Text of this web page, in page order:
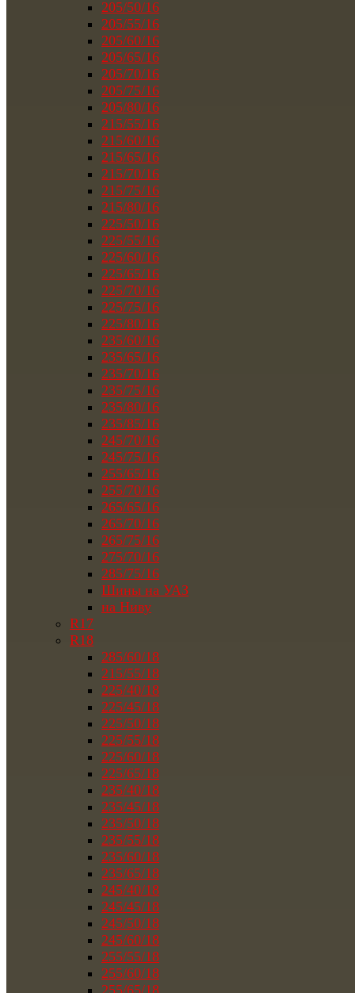
205/50/16
205/55/16
205/60/16
205/65/16
205/70/16
205/75/16
205/80/16
215/55/16
215/60/16
215/65/16
215/70/16
215/75/16
215/80/16
225/50/16
225/55/16
225/60/16
225/65/16
225/70/16
225/75/16
225/80/16
235/60/16
235/65/16
235/70/16
235/75/16
235/80/16
235/85/16
245/70/16
245/75/16
255/65/16
255/70/16
265/65/16
265/70/16
265/75/16
275/70/16
285/75/16
Шины на УАЗ
на Ниву
R17
R18
285/60/18
215/55/18
225/40/18
225/45/18
225/50/18
225/55/18
225/60/18
225/65/18
235/40/18
235/45/18
235/50/18
235/55/18
235/60/18
235/65/18
245/40/18
245/45/18
245/50/18
245/60/18
255/55/18
255/60/18
255/65/18